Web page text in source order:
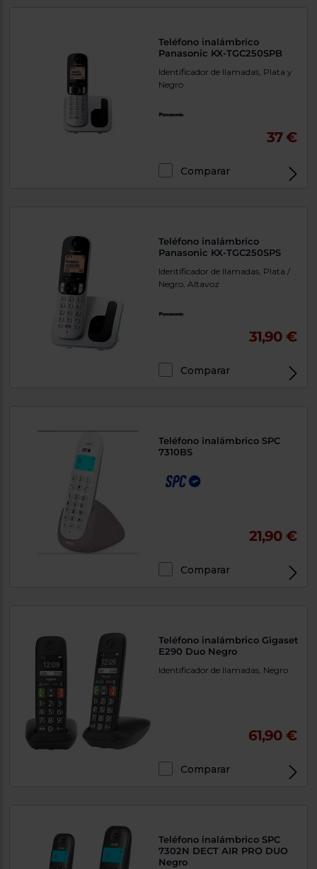
Teléfono inalámbrico
Panasonic KX-TGC250SPB
Identificador de llamadas, Plata y
Negro
37 €
Comparar
Teléfono inalámbrico
Panasonic KX-TGC250SPS
Identificador de llamadas, Plata /
Negro, Altavoz
31,90 €
Comparar
Teléfono inalámbrico SPC
7310BS
21,90 €
Comparar
Teléfono inalámbrico Gigaset
E290 Duo Negro
Identificador de llamadas, Negro
61,90 €
Comparar
Teléfono inalámbrico SPC
7302N DECT AIR PRO DUO
Negro